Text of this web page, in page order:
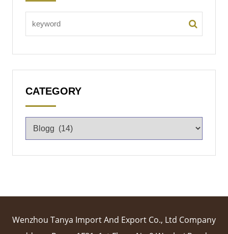
CATEGORY
Wenzhou Tanya Import And Export Co., Ltd Company